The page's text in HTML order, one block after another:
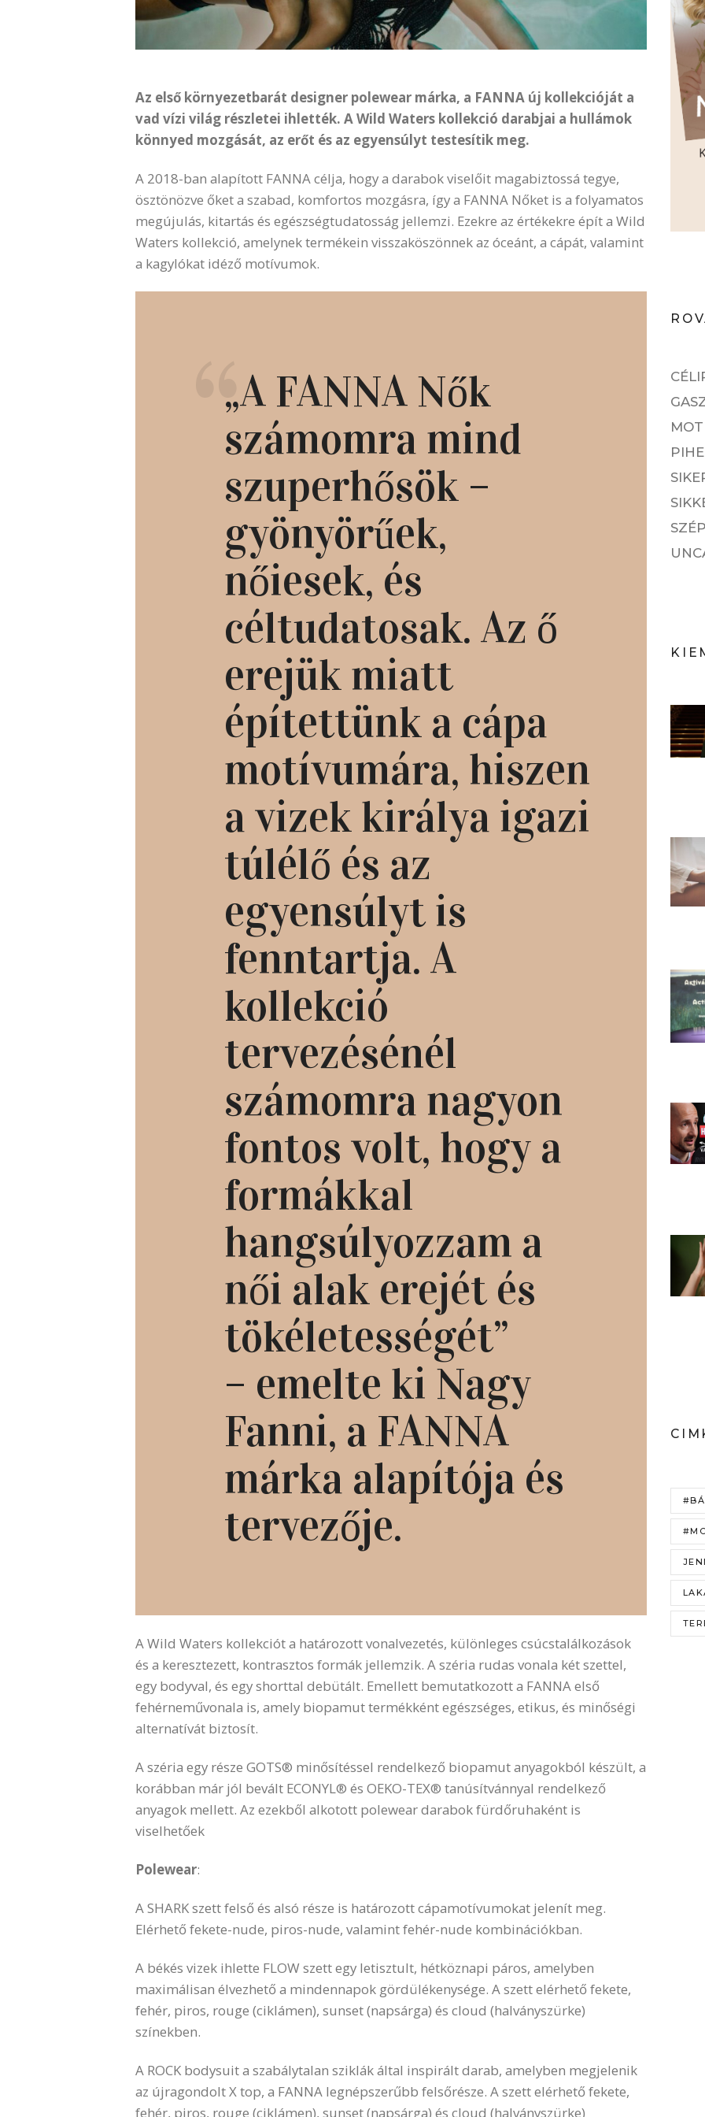
Az első környezetbarát designer polewear márka, a FANNA új kollekcióját a
vad vízi világ részletei ihlették. A Wild Waters kollekció darabjai a hullámok
könnyed mozgását, az erőt és az egyensúlyt testesítik meg.
A 2018-ban alapított FANNA célja, hogy a darabok viselőit magabiztossá tegye,
ösztönözve őket a szabad, komfortos mozgásra, így a FANNA Nőket is a folyamatos
megújulás, kitartás és egészségtudatosság jellemzi. Ezekre az értékekre épít a Wild
Waters kollekció, amelynek termékein visszaköszönnek az óceánt, a cápát, valamint
a kagylókat idéző motívumok.
„A FANNA Nők
számomra mind
szuperhősök –
gyönyörűek,
nőiesek, és
céltudatosak. Az ő
erejük miatt
építettünk a cápa
motívumára, hiszen
a vizek királya igazi
túlélő és az
egyensúlyt is
fenntartja. A
kollekció
tervezésénél
számomra nagyon
fontos volt, hogy a
formákkal
hangsúlyozzam a
női alak erejét és
tökéletességét”
– emelte ki Nagy
Fanni, a FANNA
márka alapítója és
tervezője.
A Wild Waters kollekciót a határozott vonalvezetés, különleges csúcstalálkozások
és a keresztezett, kontrasztos formák jellemzik. A széria rudas vonala két szettel,
egy bodyval, és egy shorttal debütált. Emellett bemutatkozott a FANNA első
fehérneművonala is, amely biopamut termékként egészséges, etikus, és minőségi
alternatívát biztosít.
A széria egy része GOTS® minősítéssel rendelkező biopamut anyagokból készült, a
korábban már jól bevált ECONYL® és OEKO-TEX® tanúsítvánnyal rendelkező
anyagok mellett. Az ezekből alkotott polewear darabok fürdőruhaként is
viselhetőek
Polewear:
A SHARK szett felső és alsó része is határozott cápamotívumokat jelenít meg.
Elérhető fekete-nude, piros-nude, valamint fehér-nude kombinációkban.
A békés vizek ihlette FLOW szett egy letisztult, hétköznapi páros, amelyben
maximálisan élvezhető a mindennapok gördülékenysége. A szett elérhető fekete,
fehér, piros, rouge (ciklámen), sunset (napsárga) és cloud (halványszürke)
színekben.
A ROCK bodysuit a szabálytalan sziklák által inspirált darab, amelyben megjelenik
az újragondolt X top, a FANNA legnépszerűbb felsőrésze. A szett elérhető fekete,
fehér, piros, rouge (ciklámen), sunset (napsárga) és cloud (halványszürke)